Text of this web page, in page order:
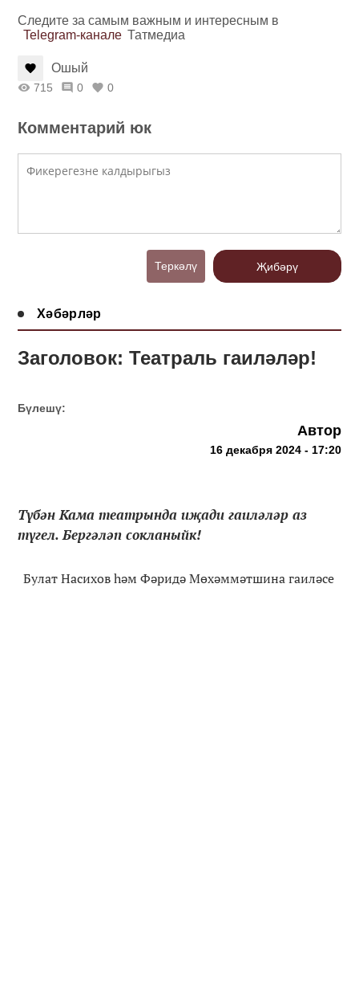
Следите за самым важным и интересным в
Telegram-канале Татмедиа
Ошый
715 0 0
Комментарий юк
Теркәлү Җибәрү
Хәбәрләр
Заголовок: Театраль гаиләләр!
Бүлешү:
Автор
16 декабря 2024 - 17:20
Түбән Кама театрында иҗади гаиләләр аз
түгел. Бергәләп сокланыйк!
Булат Насихов һәм Фәридә Мөхәммәтшина гаиләсе